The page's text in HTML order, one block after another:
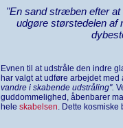
"En sand stræben efter
udgøre størstedelen af
Evnen til at udstråle den indre
har valgt at udføre arbejdet
vandre i skabende udstråling".
guddommelighed, åbenbarer
hele skabelsen. Dette